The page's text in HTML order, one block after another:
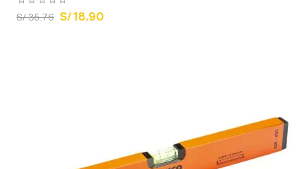
S/ 35.76 S/ 18.90